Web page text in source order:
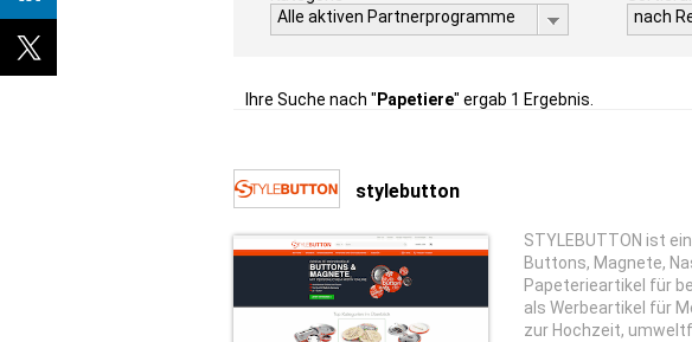
Alle aktiven Partnerprogramme
nach
Ihre Suche nach " Papetiere" ergab 1 Ergebnis.
stylebutton
STYLEBUTTON ist
Buttons, Magnete,
Papeterieartikel für
als Werbeartikel für
zur Hochzeit,